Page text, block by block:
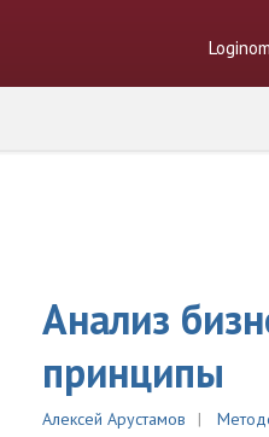
Анализ
принципы
Алексей Арустамов